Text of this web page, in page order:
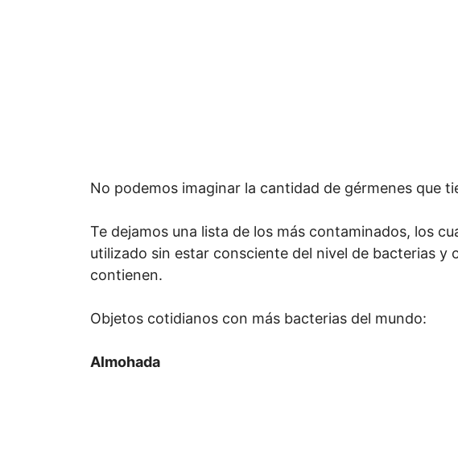
No podemos imaginar la cantidad de gérmenes que
Te dejamos una lista de los más contaminados, los
utilizado sin estar consciente del nivel de bacterias y
contienen.
Objetos cotidianos con más bacterias del mundo:
Almohada